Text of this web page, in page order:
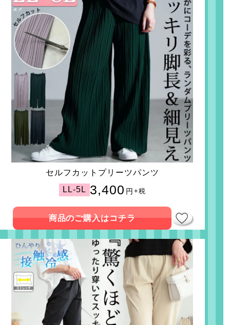
セルフカットプリーツパンツ
LL-5L 3,400 円 +税
商品のご購入はコチラ